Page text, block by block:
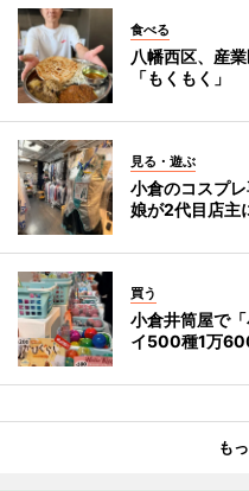
食べる
八幡西区、産
「もくもく」
見る・遊ぶ
小倉のコスプ
娘が2代目店主
買う
小倉井筒屋で
イ500種1万
も